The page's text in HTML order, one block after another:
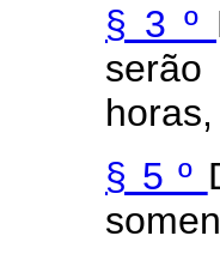
§ 3 º
serão
§ 5 º